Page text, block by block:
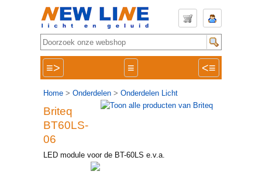
≡> ≡ <≡
Home > Onderdelen > Onderdelen Licht
Briteq
BT60LS-
06
LED module voor de BT-60LS e.v.a.